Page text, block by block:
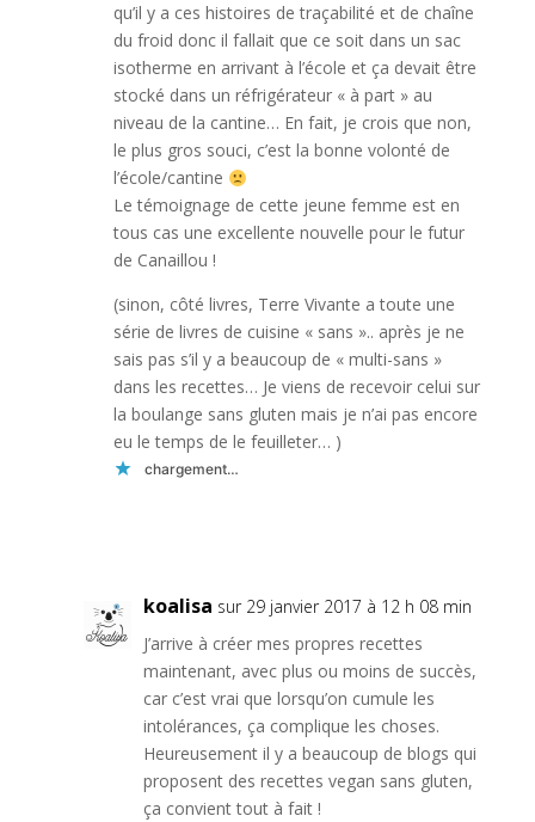
qu’il y a ces histoires de traçabilité et de chaîne
du froid donc il fallait que ce soit dans un sac
isotherme en arrivant à l’école et ça devait être
stocké dans un réfrigérateur « à part » au
niveau de la cantine… En fait, je crois que non,
le plus gros souci, c’est la bonne volonté de
l’école/cantine
Le témoignage de cette jeune femme est en
tous cas une excellente nouvelle pour le futur
de Canaillou !
(sinon, côté livres, Terre Vivante a toute une
série de livres de cuisine « sans ».. après je ne
sais pas s’il y a beaucoup de « multi-sans »
dans les recettes… Je viens de recevoir celui sur
la boulange sans gluten mais je n’ai pas encore
eu le temps de le feuilleter… )
chargement…
koalisa sur 29 janvier 2017 à 12 h 08 min
J’arrive à créer mes propres recettes
maintenant, avec plus ou moins de succès,
car c’est vrai que lorsqu’on cumule les
intolérances, ça complique les choses.
Heureusement il y a beaucoup de blogs qui
proposent des recettes vegan sans gluten,
ça convient tout à fait !